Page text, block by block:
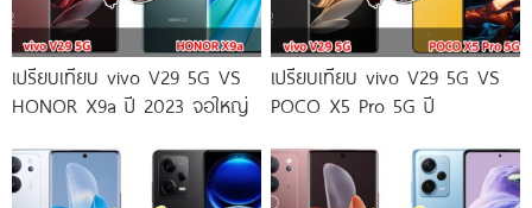
เปรียบเทียบ vivo V29 5G VS
HONOR X9a ปี 2023 จอใหญ่
เปรียบเทียบ vivo V29 5G VS
POCO X5 Pro 5G ปี